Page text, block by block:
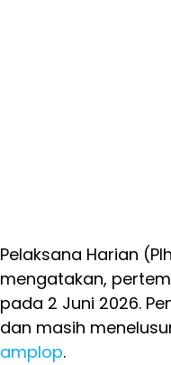
Pelaksana Harian
mengatakan,
pada 2 Juni 2026.
dan masih
amplop.